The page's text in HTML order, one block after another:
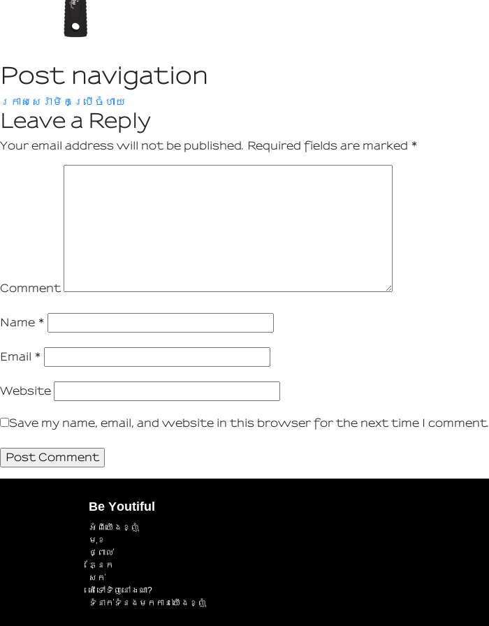
Post navigation
ក្រាសសេរ៉ាមិកប្រើចំហាយ
Leave a Reply
Your email address will not be published. Required fields are marked *
Comment
Name *
Email *
Website
Save my name, email, and website in this browser for the next time I comment.
Be Youtiful
អំពីយើងខ្ញុំ
មុខ
ថ្ពាល់
ភ្នែក
សក់
តើទៅទិញនៅឯណា?
ទំនាក់ទំនងមកកាន់យើងខ្ញុំ